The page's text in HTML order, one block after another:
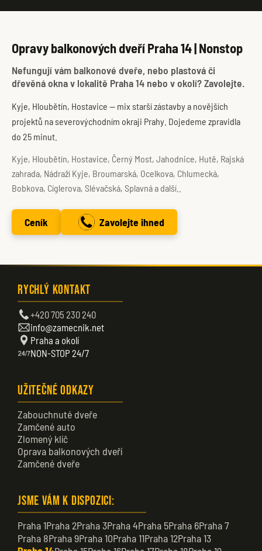
Opravy balkonových dveří Praha 14 | Nonstop
Nefungují vám balkonové dveře, nebo plastová či
dřevěná okna v lokalitě Praha 14 nebo v okolí? Zavolejte.
Kyje, Hloubětín, Hostavice — mix starší zástavby a novějších
projektů na severovýchodním okraji Prahy. Dojedeme zpravidla
do 25 minut.
Kyje, Hloubětín, Hostavice, Černý Most, Jahodnice, Hutě, Rajská
zahrada, Nádraží Kyje, Broumarská, Ocelkova, Chlumecká,
Bobkova, Cíglerova, Slévačská, Splavná a další..
Ceník Zavolejte ihned
Rychlý kontakt
+420 705 230 240
info@zamecnik.net
Praha a okolí
NON-STOP 24/7
Užitečné odkazy
Zabouchnuté dveře
Zamčené auto
Zlomený klíč
Oprava balkonových dveří
Zamčené dveře
Jsme vám k dispozici:
Praha 1Praha 2Praha 3Praha 4Praha 5Praha 6Praha 7
Praha 8Praha 9Praha 10Praha 11Praha 12Praha 13